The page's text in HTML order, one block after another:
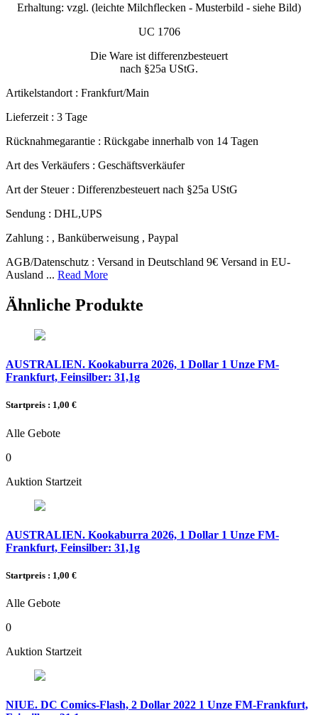
Erhaltung: vzgl. (leichte Milchflecken - Musterbild - siehe Bild)
UC 1706
Die Ware ist differenzbesteuert
nach §25a UStG.
Artikelstandort : Frankfurt/Main
Lieferzeit : 3 Tage
Rücknahmegarantie : Rückgabe innerhalb von 14 Tagen
Art des Verkäufers : Geschäftsverkäufer
Art der Steuer : Differenzbesteuert nach §25a UStG
Sendung : DHL,UPS
Zahlung : , Banküberweisung , Paypal
AGB/Datenschutz : Versand in Deutschland 9€ Versand in EU-
Ausland ... Read More
Ähnliche Produkte
AUSTRALIEN. Kookaburra 2026, 1 Dollar 1 Unze FM-
Frankfurt, Feinsilber: 31,1g
Startpreis : 1,00 €
Alle Gebote
0
Auktion Startzeit
AUSTRALIEN. Kookaburra 2026, 1 Dollar 1 Unze FM-
Frankfurt, Feinsilber: 31,1g
Startpreis : 1,00 €
Alle Gebote
0
Auktion Startzeit
NIUE. DC Comics-Flash, 2 Dollar 2022 1 Unze FM-Frankfurt,